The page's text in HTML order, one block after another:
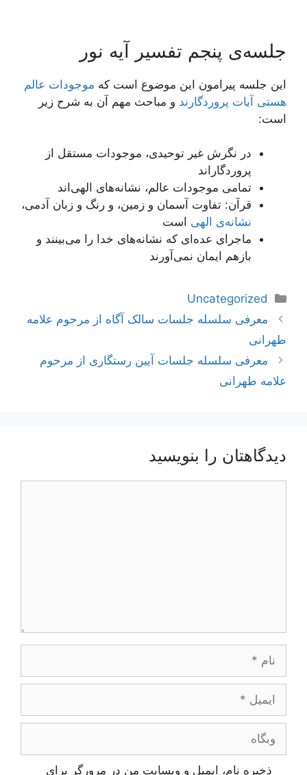
جلسه‌ی پنجم تفسیر آیه نور
این جلسه پیرامون این موضوع است که موجودات عالم
هستى آیات پروردگارند و مباحث مهم آن به شرح زیر
است:
در نگرش غیر توحیدی، موجودات مستقل از
پروردگاراند
تمامی موجودات عالم، نشانه‌های الهی‌اند
قرآن: تفاوت آسمان و زمین، و رنگ و زبان آدمی،
نشانه‌ی الهی است
ماجرای عده‌ای که نشانه‌های خدا را می‌بینند و
بازهم ایمان نمی‌آورند
دسته‌ها
Uncategorized
ناوبری
نوشته‌ها
معرفی سلسله جلسات سالک آگاه از مرحوم علامه
طهرانی
معرفی سلسله جلسات آیین رستگاری از مرحوم
علامه طهرانی
دیدگاهتان را بنویسید
ایمیل
وبگاه
ذخیره نام، ایمیل و وبسایت من در مرورگر برای